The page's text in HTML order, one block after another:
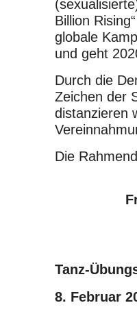
Billion
globale
und geht
Durch die
Zeichen der
distanzieren
Die
Tanz-
8. Februar